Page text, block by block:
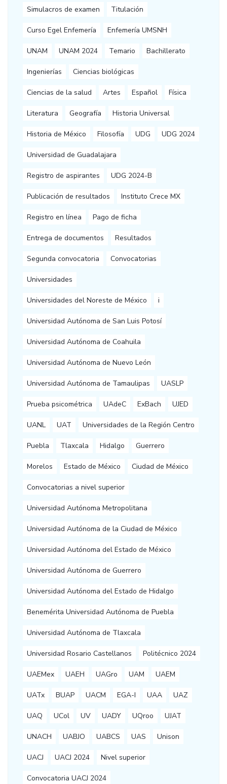
Simulacros de examen Titulación
Curso Egel Enfemería Enfemería UMSNH
UNAM UNAM 2024 Temario Bachillerato
Ingenierías Ciencias biológicas
Ciencias de la salud Artes Español Física
Literatura Geografía Historia Universal
Historia de México Filosofía UDG UDG 2024
Universidad de Guadalajara
Registro de aspirantes UDG 2024-B
Publicación de resultados Instituto Crece MX
Registro en línea Pago de ficha
Entrega de documentos Resultados
Segunda convocatoria Convocatorias
Universidades
Universidades del Noreste de México i
Universidad Autónoma de San Luis Potosí
Universidad Autónoma de Coahuila
Universidad Autónoma de Nuevo León
Universidad Autónoma de Tamaulipas UASLP
Prueba psicométrica UAdeC ExBach UJED
UANL UAT Universidades de la Región Centro
Puebla Tlaxcala Hidalgo Guerrero
Morelos Estado de México Ciudad de México
Convocatorias a nivel superior
Universidad Autónoma Metropolitana
Universidad Autónoma de la Ciudad de México
Universidad Autónoma del Estado de México
Universidad Autónoma de Guerrero
Universidad Autónoma del Estado de Hidalgo
Benemérita Universidad Autónoma de Puebla
Universidad Autónoma de Tlaxcala
Universidad Rosario Castellanos Politécnico 2024
UAEMex UAEH UAGro UAM UAEM
UATx BUAP UACM EGA-I UAA UAZ
UAQ UCol UV UADY UQroo UJAT
UNACH UABJO UABCS UAS Unison
UACJ UACJ 2024 Nivel superior
Convocatoria UACJ 2024